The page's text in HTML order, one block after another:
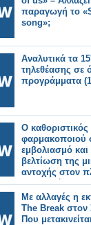
παραγωγή το
song»;
Αναλυτικά τα
τηλεθέασης σε
προγράμματα
Ο
φαρμακοποιού
εμβολιασμό
βελτίωση της
αντοχής στον
της κοινότητας
ανακοινώνει η
Επιτροπή
Με αλλαγές η
The Break στον
Που